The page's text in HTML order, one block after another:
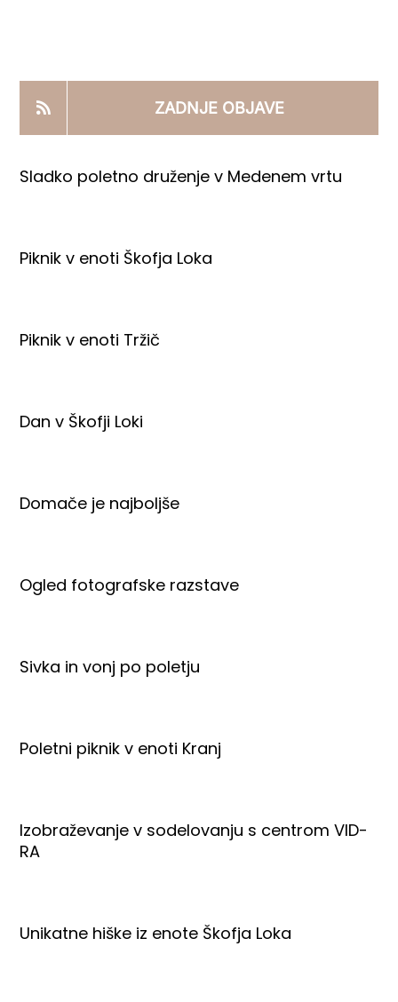
PRODAJNI IZDELKI
AKTUALNO
ZADNJE OBJAVE
Sladko poletno druženje v Medenem vrtu
Piknik v enoti Škofja Loka
Piknik v enoti Tržič
Dan v Škofji Loki
Domače je najboljše
Ogled fotografske razstave
Sivka in vonj po poletju
Poletni piknik v enoti Kranj
Izobraževanje v sodelovanju s centrom VID-
RA
Unikatne hiške iz enote Škofja Loka